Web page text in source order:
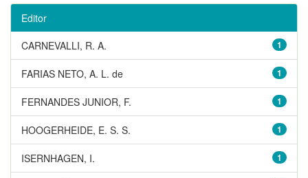
Editor
1
CARNEVALLI, R. A.
1
FARIAS NETO, A. L. de
1
FERNANDES JUNIOR, F.
1
HOOGERHEIDE, E. S. S.
1
ISERNHAGEN, I.